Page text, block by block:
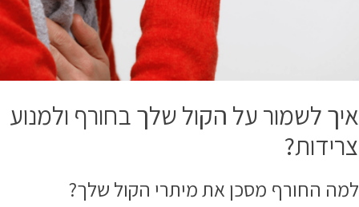
איך לשמור על הקול שלך בחורף ולמנוע
צרידות?
למה החורף מסכן את מיתרי הקול שלך?